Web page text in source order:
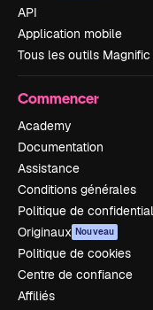
API
Application mobile
Tous les outils Magnific
Commencer
Academy
Documentation
Assistance
Conditions générales
Politique de
Originaux Nouveau
Politique de cookies
Centre de confiance
Affiliés